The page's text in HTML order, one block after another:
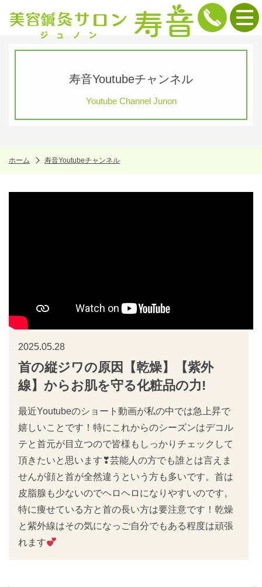
寿音Youtubeチャンネル
Youtube Channel Junon
ホーム 寿音Youtubeチャンネル
2025.05.28
首の縦ジワの原因【乾燥】【紫外
線】からお肌を守る化粧品の力!
最近Youtubeのショート動画が私の中では急上昇で
嬉しいことです！特にこれからのシーズンはデコル
テと首元が目立つので皆様もしっかりチェックして
頂きたいと思います❣芸能人の方でも誰とは言えま
せんが顔と首が全然違うという方も多いです。首は
皮脂腺も少ないのでヘロヘロになりやすいのです。
特に痩せている方と首の長い方は要注意です！乾燥
と紫外線はその気になっご自分でもある程度は頑張
れます